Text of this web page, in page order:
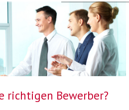
richtigen Bewerber?